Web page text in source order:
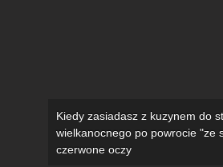
Kiedy zasiadasz z kuzynem do
wielkanocnego po powrocie "ze
czerwone oczy